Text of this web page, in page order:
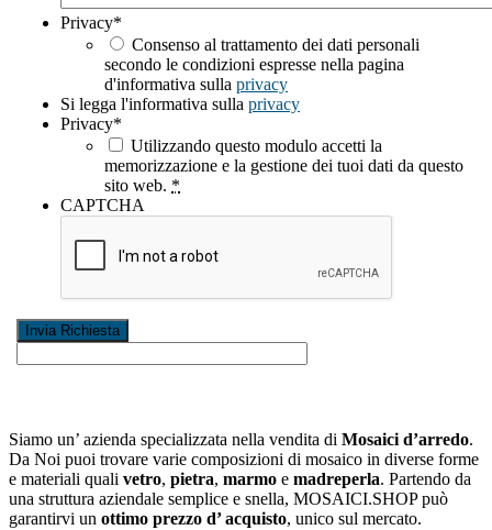
Privacy*
Consenso al trattamento dei dati personali
secondo le condizioni espresse nella pagina
d'informativa sulla privacy
Si legga l'informativa sulla privacy
Privacy*
Utilizzando questo modulo accetti la
memorizzazione e la gestione dei tuoi dati da questo
sito web. *
CAPTCHA
Siamo un’ azienda specializzata nella vendita di Mosaici d’arredo.
Da Noi puoi trovare varie composizioni di mosaico in diverse forme
e materiali quali vetro, pietra, marmo e madreperla. Partendo da
una struttura aziendale semplice e snella, MOSAICI.SHOP può
garantirvi un ottimo prezzo d’ acquisto, unico sul mercato.